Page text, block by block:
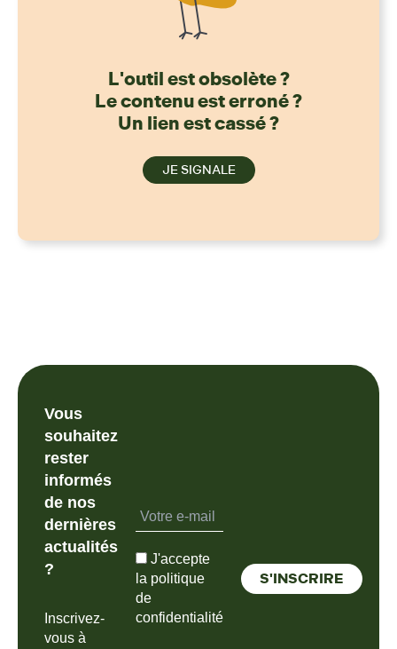
L'outil est obsolète ?
Le contenu est erroné ?
Un lien est cassé ?
JE SIGNALE
Vous
souhaitez
rester
informés
de nos
dernières
actualités
?
Inscrivez-
vous à
J'accepte
la politique
de
confidentialité